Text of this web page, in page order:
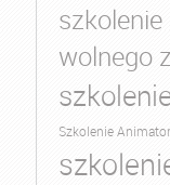
wolnego
Szkolenie